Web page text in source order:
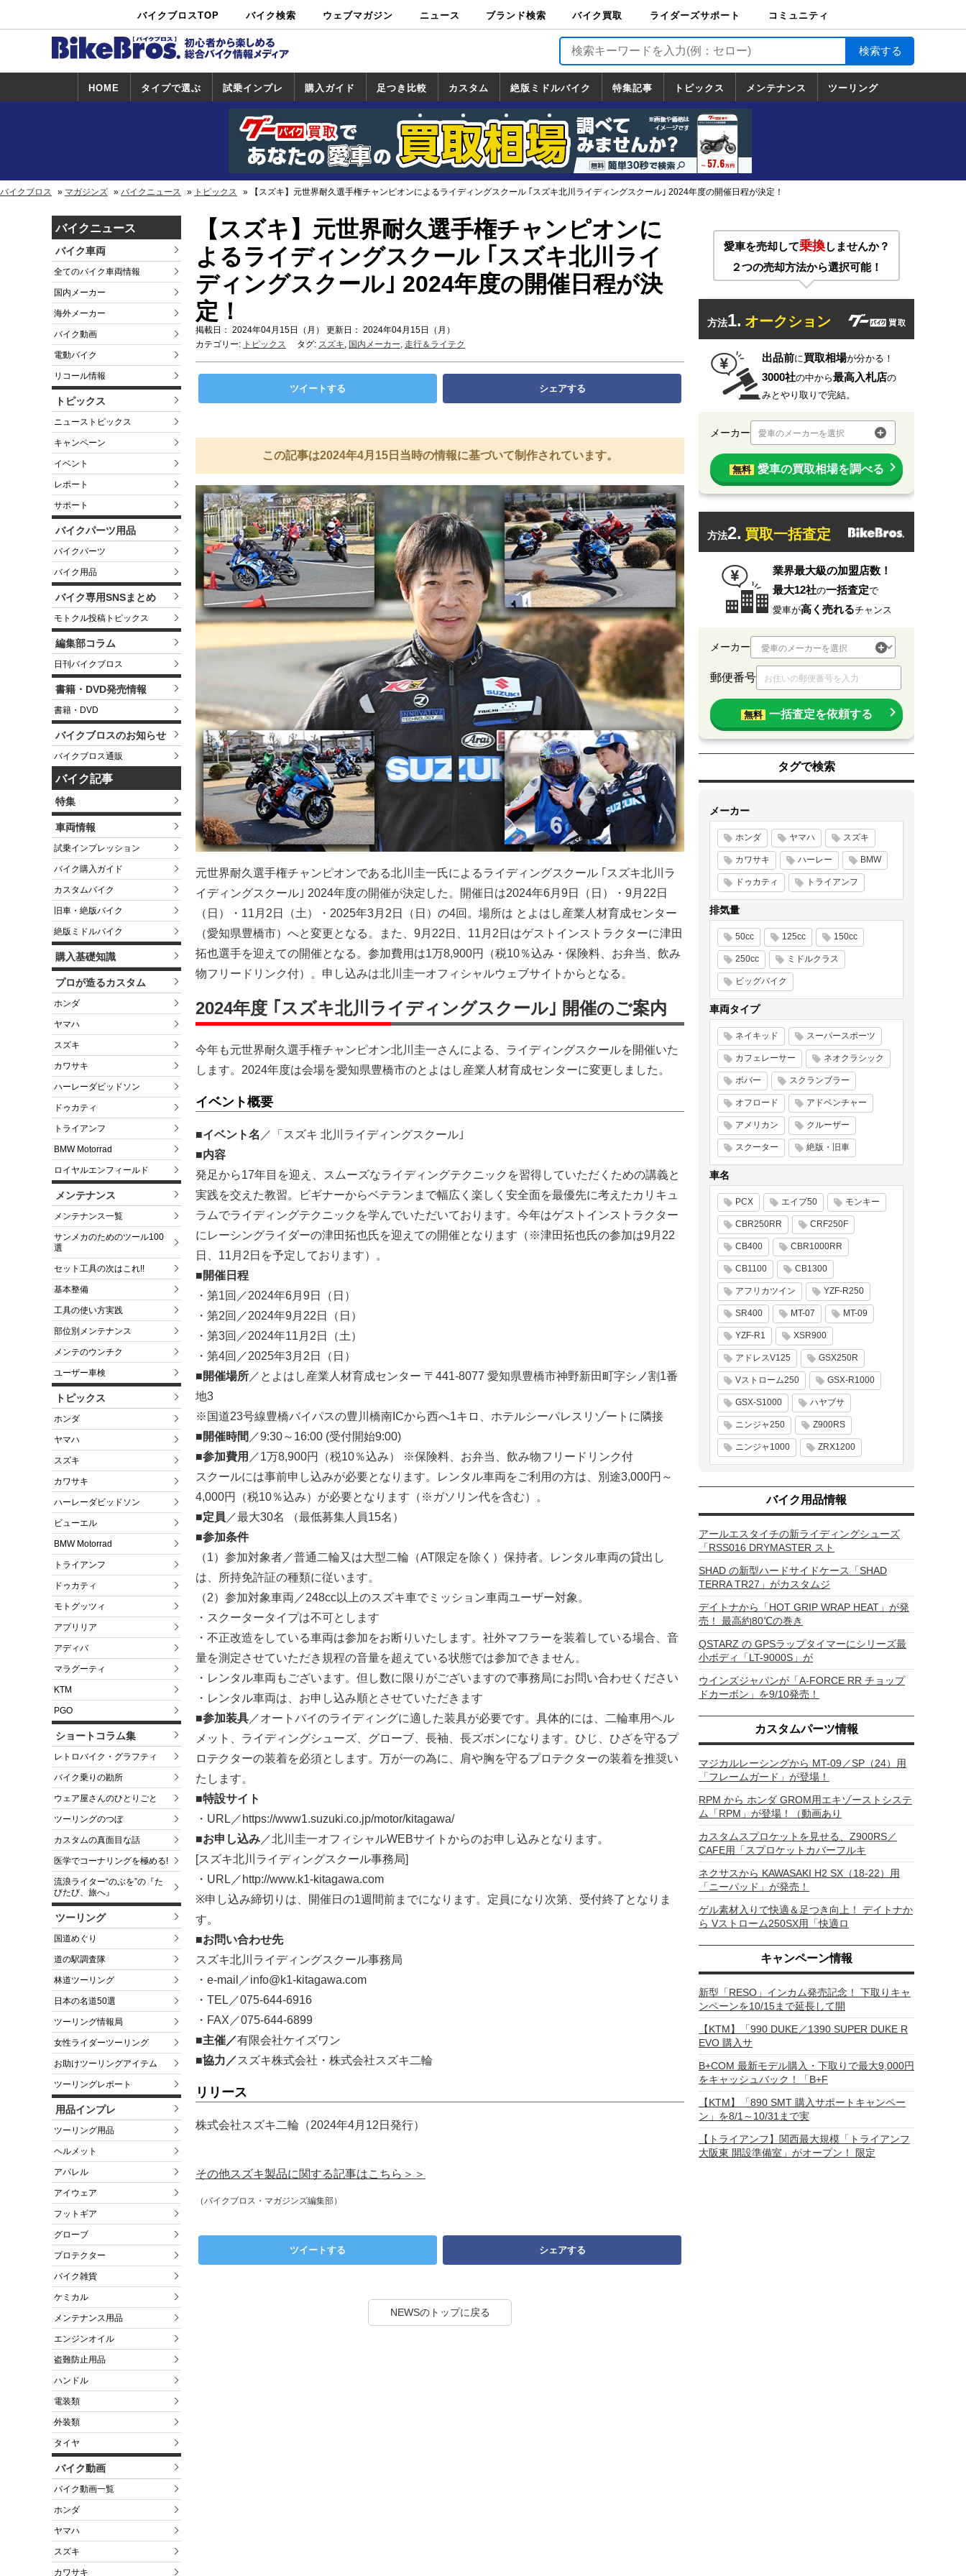
バイクブロスTOP バイク検索
中古バイ
ク・新車検
カタログ検
索
ショップ検
索
ウェブマガジン ニュース ブランド検索 バイク買取
バイク買取
ライダーズサポート
ライダーズサポート
TOP
バイク輸送
バイクガレージライ
フ
バイク車両保険
ロードサービス
バイク試乗
コミュニティ
HOME タイプで選ぶ 試乗インプレ
試乗インプレ
一覧
ホンダ
ヤマハ
スズキ
カワサキ
ハーレー
BMW
トライアンフ
ドゥカティ
購入ガイド
一覧
足つき比較 カスタム
カスタム
一覧
ホンダ
ヤマハ
スズキ
カワサキ
絶版ミドルバイク
絶版ミドルバイク
一覧
ホンダ
ヤマハ
スズキ
カワサキ
特集記事 トピックス
トピックス
一覧
ホンダ
ヤマハ
スズキ
カワサキ
ハーレーダ
ビッドソン
BMW
ドゥカティ
トライアン
フ
メンテナンス ツーリング
道の駅調査隊
ツーリング情報局
日本の道50選
国道めぐり
林道ツーリング
バイクブロス マガジンズ バイクニュース トピックス 【スズキ】元世界耐久選手権チャンピオンによるライディングスクール ｢スズキ北川ライディングスクール｣ 2024年度の開催日程が決定！
バイクニュース
バイク車両
全てのバイク車両情報
国内メーカー
海外メーカー
バイク動画
電動バイク
リコール情報
トピックス
ニューストピックス
キャンペーン
イベント
レポート
サポート
バイクパーツ用品
バイクパーツ
バイク用品
バイク専用SNSまとめ
モトクル投稿トピックス
編集部コラム
日刊バイクブロス
書籍・DVD発売情報
書籍・DVD
バイクブロスのお知らせ
バイクブロス通販
バイク記事
特集
車両情報
試乗インプレッション
バイク購入ガイド
カスタムバイク
旧車・絶版バイク
絶版ミドルバイク
購入基礎知識
プロが造るカスタム
ホンダ
ヤマハ
スズキ
カワサキ
ハーレーダビッドソン
ドゥカティ
トライアンフ
BMW Motorrad
ロイヤルエンフィールド
メンテナンス
メンテナンス一覧
サンメカのためのツール100
選
セット工具の次はこれ!!
基本整備
工具の使い方実践
部位別メンテナンス
メンテのウンチク
ユーザー車検
トピックス
ホンダ
ヤマハ
スズキ
カワサキ
ハーレーダビッドソン
ビューエル
BMW Motorrad
トライアンフ
ドゥカティ
モトグッツィ
アプリリア
アディバ
マラグーティ
KTM
PGO
ショートコラム集
レトロバイク・グラフティ
バイク乗りの勘所
ウェア屋さんのひとりごと
ツーリングのつぼ
カスタムの真面目な話
医学でコーナリングを極める!
流浪ライター“のぶを”の『た
びたび、旅へ』
ツーリング
国道めぐり
道の駅調査隊
林道ツーリング
日本の名道50選
ツーリング情報局
女性ライダーツーリング
お助けツーリングアイテム
ツーリングレポート
用品インプレ
ツーリング用品
ヘルメット
アパレル
アイウェア
フットギア
グローブ
プロテクター
バイク雑貨
ケミカル
メンテナンス用品
エンジンオイル
盗難防止用品
ハンドル
電装類
外装類
タイヤ
バイク動画
バイク動画一覧
ホンダ
ヤマハ
スズキ
カワサキ
【スズキ】元世界耐久選手権チャンピオンに
よるライディングスクール ｢スズキ北川ライ
ディングスクール｣ 2024年度の開催日程が決
定！
掲載日： 2024年04月15日（月） 更新日： 2024年04月15日（月）
カテゴリー: トピックス タグ: スズキ, 国内メーカー, 走行＆ライテク
ツイートする シェアする
この記事は2024年4月15日当時の情報に基づいて制作されています。
元世界耐久選手権チャンピオンである北川圭一氏によるライディングスクール ｢スズキ北川ラ
イディングスクール｣ 2024年度の開催が決定した。開催日は2024年6月9日（日）・9月22日
（日）・11月2日（土）・2025年3月2日（日）の4回。場所は とよはし産業人材育成センター
（愛知県豊橋市）へと変更となる。また、9月22日、11月2日はゲストインストラクターに津田
拓也選手を迎えての開催となる。参加費用は1万8,900円（税10％込み・保険料、お弁当、飲み
物フリードリンク付）。申し込みは北川圭一オフィシャルウェブサイトからとなる。
2024年度 ｢スズキ北川ライディングスクール｣ 開催のご案内
今年も元世界耐久選手権チャンピオン北川圭一さんによる、ライディングスクールを開催いた
します。2024年度は会場を愛知県豊橋市のとよはし産業人材育成センターに変更しました。
イベント概要
■イベント名 ／「スズキ 北川ライディングスクール｣
■内容
発足から17年目を迎え、スムーズなライディングテクニックを習得していただくための講義と
実践を交えた教習。ビギナーからベテランまで幅広く楽しく安全面を最優先に考えたカリキュ
ラムでライディングテクニックを学んでいただいております。今年はゲストインストラクター
にレーシングライダーの津田拓也氏を迎えての開催となります（※津田拓也氏の参加は9月22
日、11月2日を予定しております）。
■開催日程
・第1回／2024年6月9日（日）
・第2回／2024年9月22日（日）
・第3回／2024年11月2日（土）
・第4回／2025年3月2日（日）
■開催場所 ／とよはし産業人材育成センター 〒441-8077 愛知県豊橋市神野新田町字シノ割1番
地3
※国道23号線豊橋バイパスの豊川橋南ICから西へ1キロ、ホテルシーパレスリゾートに隣接
■開催時間 ／9:30～16:00 (受付開始9:00)
■参加費用 ／1万8,900円（税10％込み） ※保険料、お弁当、飲み物フリードリンク付
スクールには事前申し込みが必要となります。レンタル車両をご利用の方は、別途3,000円～
4,000円（税10％込み）が必要となります（※ガソリン代を含む）。
■定員 ／最大30名 （最低募集人員15名）
■参加条件
（1）参加対象者／普通二輪又は大型二輪（AT限定を除く）保持者。レンタル車両の貸出し
は、所持免許証の種類に従います。
（2）参加対象車両／248cc以上のスズキ車でミッション車両ユーザー対象。
・スクータータイプは不可とします
・不正改造をしている車両は参加をお断りいたします。社外マフラーを装着している場合、音
量を測定させていただき規程の音量を超えている状態では参加できません。
・レンタル車両もございます。但し数に限りがございますので事務局にお問い合わせください
・レンタル車両は、お申し込み順とさせていただきます
■参加装具 ／オートバイのライディングに適した装具が必要です。具体的には、二輪車用ヘル
メット、ライディングシューズ、グローブ、長袖、長ズボンになります。ひじ、ひざを守るプ
ロテクターの装着を必須とします。万が一の為に、肩や胸を守るプロテクターの装着を推奨い
たします。
■特設サイト
・URL／https://www1.suzuki.co.jp/motor/kitagawa/
■お申し込み ／北川圭一オフィシャルWEBサイトからのお申し込みとなります。
[スズキ北川ライディングスクール事務局]
・URL／http://www.k1-kitagawa.com
※申し込み締切りは、開催日の1週間前までになります。定員になり次第、受付終了となりま
す。
■お問い合わせ先
スズキ北川ライディングスクール事務局
・e-mail／info@k1-kitagawa.com
・TEL／075-644-6916
・FAX／075-644-6899
■主催／有限会社ケイズワン
■協力 ／ スズキ株式会社・株式会社スズキ二輪
リリース
株式会社スズキ二輪（2024年4月12日発行）
その他スズキ製品に関する記事はこちら＞＞
（バイクブロス・マガジンズ編集部）
ツイートする シェアする
NEWSのトップに戻る
愛車を売却して乗換しませんか？
２つの売却方法から選択可能！
方法1. オークション
出品前に買取相場が分かる！
3000社の中から最高入札店の
みとやり取りで完結。
メーカー 愛車のメーカーを選択
無料 愛車の買取相場を調べる
方法2. 買取一括査定
業界最大級の加盟店数！
最大12社の一括査定で
愛車が高く売れるチャンス
メーカー
郵便番号
無料 一括査定を依頼する
タグで検索
メーカー
ホンダ ヤマハ スズキ
カワサキ ハーレー BMW
ドゥカティ トライアンフ
排気量
50cc 125cc 150cc
250cc ミドルクラス
ビッグバイク
車両タイプ
ネイキッド スーパースポーツ
カフェレーサー ネオクラシック
ボバー スクランブラー
オフロード アドベンチャー
アメリカン クルーザー
スクーター 絶版・旧車
車名
PCX エイプ50 モンキー
CBR250RR CRF250F
CB400 CBR1000RR
CB1100 CB1300
アフリカツイン YZF-R250
SR400 MT-07 MT-09
YZF-R1 XSR900
アドレスV125 GSX250R
Vストローム250 GSX-R1000
GSX-S1000 ハヤブサ
ニンジャ250 Z900RS
ニンジャ1000 ZRX1200
バイク用品情報
アールエスタイチの新ライディングシューズ
「RSS016 DRYMASTER スト
SHAD の新型ハードサイドケース「SHAD
TERRA TR27」がカスタムジ
デイトナから「HOT GRIP WRAP HEAT」が発
売！ 最高約80℃の巻き
QSTARZ の GPSラップタイマーにシリーズ最
小ボディ「LT-9000S」が
ウインズジャパンが「A-FORCE RR チョップ
ドカーボン」を9/10発売！
カスタムパーツ情報
マジカルレーシングから MT-09／SP（24）用
「フレームガード」が登場！
RPM から ホンダ GROM用エキゾーストシステ
ム「RPM」が登場！（動画あり
カスタムスプロケットを見せる、Z900RS／
CAFE用「スプロケットカバーフルキ
ネクサスから KAWASAKI H2 SX（18-22）用
「ニーパッド」が発売！
ゲル素材入りで快適＆足つき向上！ デイトナか
ら Vストローム250SX用「快適ロ
キャンペーン情報
新型「RESO」インカム発売記念！ 下取りキャ
ンペーンを10/15まで延長して開
【KTM】「990 DUKE／1390 SUPER DUKE R
EVO 購入サ
B+COM 最新モデル購入・下取りで最大9,000円
をキャッシュバック！「B+F
【KTM】「890 SMT 購入サポートキャンペー
ン」を8/1～10/31まで実
【トライアンフ】関西最大規模「トライアンフ
大阪東 開設準備室」がオープン！ 限定